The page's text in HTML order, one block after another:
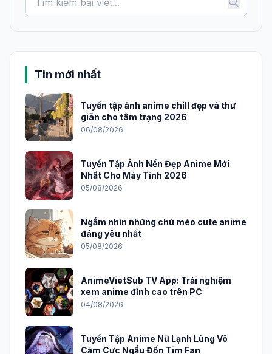
Tin mới nhất
Tuyển tập ảnh anime chill đẹp và thư
giãn cho tâm trạng 2026
06/08/2026
Tuyển Tập Ảnh Nền Đẹp Anime Mới
Nhất Cho Máy Tính 2026
05/08/2026
Ngắm nhìn những chú mèo cute anime
đáng yêu nhất
05/08/2026
AnimeVietSub TV App: Trải nghiệm
xem anime đỉnh cao trên PC
04/08/2026
Tuyển Tập Anime Nữ Lạnh Lùng Vô
Cảm Cực Ngầu Đốn Tim Fan